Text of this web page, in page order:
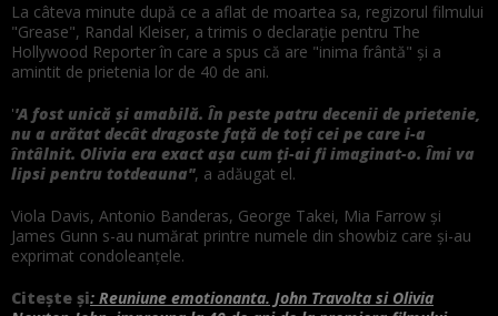
La câteva minute după ce a aflat de moartea sa, regizorul filmului
"Grease", Randal Kleiser, a trimis o declaraţie pentru The
Hollywood Reporter în care a spus că are "inima frântă" şi a
amintit de prietenia lor de 40 de ani.
''A fost unică şi amabilă. În peste patru decenii de prietenie,
nu a arătat decât dragoste faţă de toţi cei pe care i-a
întâlnit. Olivia era exact aşa cum ţi-ai fi imaginat-o. Îmi va
lipsi pentru totdeauna", a adăugat el.
Viola Davis, Antonio Banderas, George Takei, Mia Farrow şi
James Gunn s-au numărat printre numele din showbiz care şi-au
exprimat condoleanţele.
Citește și: Reuniune emotionanta. John Travolta si Olivia